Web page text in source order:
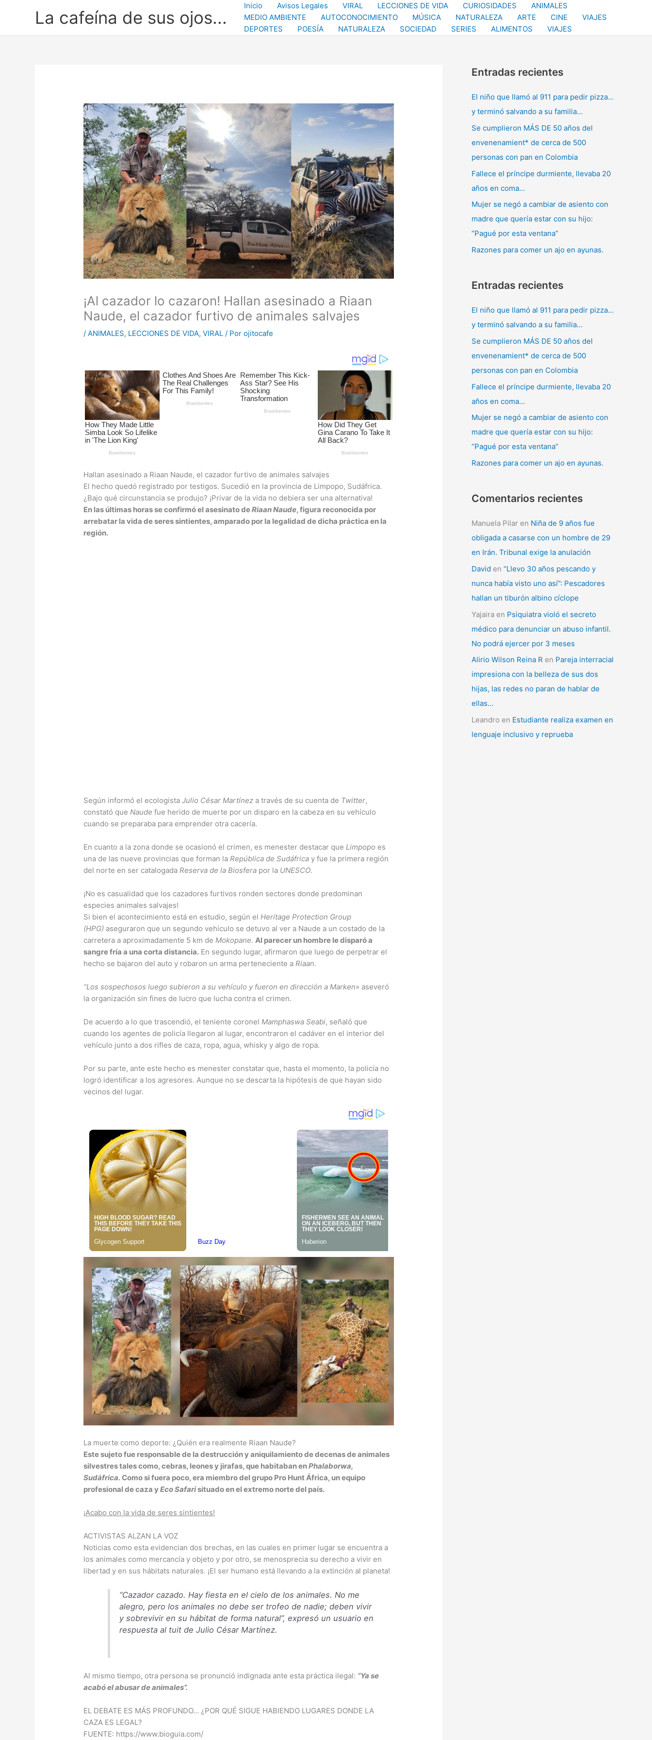
La cafeína de sus ojos...
Inicio Avisos Legales VIRAL LECCIONES DE VIDA CURIOSIDADES
ANIMALES
MEDIO AMBIENTE
AUTOCONOCIMIENTO MÚSICA NATURALEZA ARTE CINE
VIAJES
DEPORTES
POESÍA NATURALEZA SOCIEDAD SERIES ALIMENTOS VIAJES
¡Al cazador lo cazaron! Hallan asesinado a Riaan
Naude, el cazador furtivo de animales salvajes
/ ANIMALES, LECCIONES DE VIDA,VIRAL / Porojitocafe
Hallan asesinado a Riaan Naude, el cazador furtivo de animales salvajes
El hecho quedó registrado por testigos. Sucedió en la provincia de Limpopo, Sudáfrica.
¿Bajo qué circunstancia se produjo? ¡Privar de la vida no debiera ser una alternativa!
En las últimas horas se confirmó el asesinato deRiaan Naude, figura reconocida por
arrebatar la vida de seres sintientes, amparado por la legalidad de dicha práctica en la
región.
Según informó el ecologistaJulio César Martínez a través de su cuenta de Twitter,
constató queNaude fue herido de muerte por un disparo en la cabeza en su vehículo
cuando se preparaba para emprender otra cacería.
En cuanto a la zona donde se ocasionó el crimen, es menester destacar queLimpopo es
una de las nueve provincias que forman laRepública de Sudáfrica y fue la primera región
del norte en ser catalogadaReserva de la Biosfera por la UNESCO.
¡No es casualidad que los cazadores furtivos ronden sectores donde predominan
especies animales salvajes!
Si bien el acontecimiento está en estudio, según elHeritage Protection Group
(HPG) aseguraron que un segundo vehículo se detuvo al ver a Naude a un costado de la
carretera a aproximadamente 5 km de Mokopane.Al parecer un hombre le disparó a
sangre fría a una corta distancia. En segundo lugar, afirmaron que luego de perpetrar el
hecho se bajaron del auto y robaron un arma perteneciente a Riaan.
“Los sospechosos luego subieron a su vehículo y fueron en dirección a Marken» aseveró
la organización sin fines de lucro que lucha contra el crimen.
De acuerdo a lo que trascendió, el teniente coronelMamphaswa Seabi, señaló que
cuando los agentes de policía llegaron al lugar, encontraron el cadáver en el interior del
vehículo junto a dos rifles de caza, ropa, agua, whisky y algo de ropa.
Por su parte, ante este hecho es menester constatar que, hasta el momento, la policía no
logró identificar a los agresores. Aunque no se descarta la hipótesis de que hayan sido
vecinos del lugar.
La muerte como deporte: ¿Quién era realmente Riaan Naude?
Este sujeto fue responsable de la destrucción y aniquilamiento de decenas de animales
silvestres tales como, cebras, leones y jirafas, que habitaban enPhalaborwa,
Sudáfrica. Como si fuera poco, era miembro del grupo Pro Hunt África, un equipo
profesional de caza yEco Safarisituado en el extremo norte del país.
¡Acabo con la vida de seres sintientes!
ACTIVISTAS ALZAN LA VOZ
Noticias como esta evidencian dos brechas, en las cuales en primer lugar se encuentra a
los animales como mercancía y objeto y por otro, se menosprecia su derecho a vivir en
libertad y en sus hábitats naturales. ¡El ser humano está llevando a la extinción al planeta!
“Cazador cazado. Hay fiesta en el cielo de los animales. No me
alegro, pero los animales no debe ser trofeo de nadie; deben vivir
y sobrevivir en su hábitat de forma natural”, expresó un usuario en
respuesta al tuit de Julio César Martínez.
Al mismo tiempo, otra persona se pronunció indignada ante esta práctica ilegal: “Ya se
acabó el abusar de animales”.
EL DEBATE ES MÁS PROFUNDO… ¿POR QUÉ SIGUE HABIENDO LUGARES DONDE LA
CAZA ES LEGAL?
FUENTE: https://www.bioguia.com/
Entradas recientes
El niño que llamó al 911 para pedir pizza…
y terminó salvando a su familia…
Se cumplieron MÁS DE 50 años del
envenenamient* de cerca de 500
personas con pan en Colombia
Fallece el príncipe durmiente, llevaba 20
años en coma…
Mujer se negó a cambiar de asiento con
madre que quería estar con su hijo:
“Pagué por esta ventana”
Razones para comer un ajo en ayunas.
Entradas recientes
El niño que llamó al 911 para pedir pizza…
y terminó salvando a su familia…
Se cumplieron MÁS DE 50 años del
envenenamient* de cerca de 500
personas con pan en Colombia
Fallece el príncipe durmiente, llevaba 20
años en coma…
Mujer se negó a cambiar de asiento con
madre que quería estar con su hijo:
“Pagué por esta ventana”
Razones para comer un ajo en ayunas.
Comentarios recientes
Manuela Pilar en Niña de 9 años fue
obligada a casarse con un hombre de 29
en Irán. Tribunal exige la anulación
David en “Llevo 30 años pescando y
nunca había visto uno así”: Pescadores
hallan un tiburón albino cíclope
Yajaira en Psiquiatra violó el secreto
médico para denunciar un abuso infantil.
No podrá ejercer por 3 meses
Alirio Wilson Reina R en Pareja interracial
impresiona con la belleza de sus dos
hijas, las redes no paran de hablar de
ellas…
Leandro en Estudiante realiza examen en
lenguaje inclusivo y reprueba